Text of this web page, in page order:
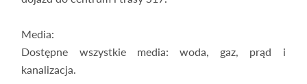
Media:
Dostępne wszystkie media: woda, gaz, prąd i
kanalizacja.